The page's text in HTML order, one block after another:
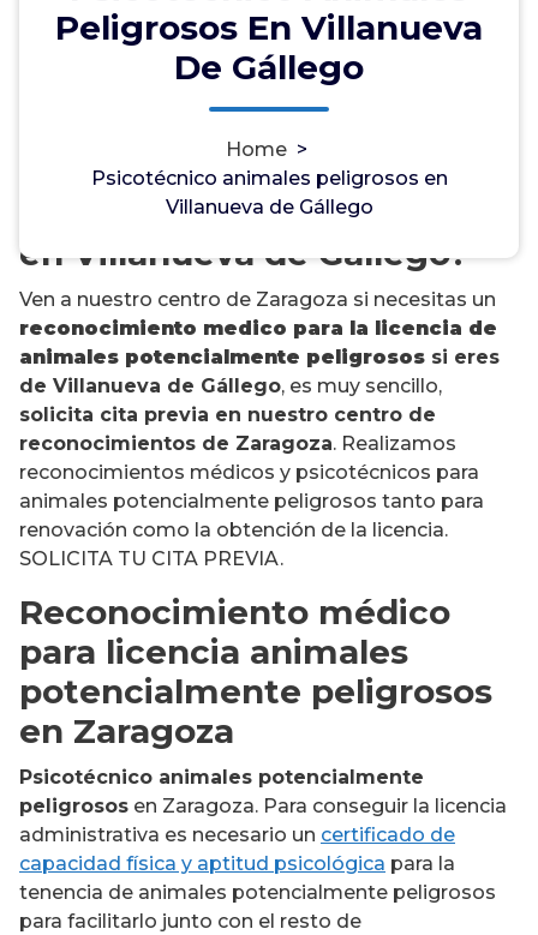
Peligrosos En Villanueva
De Gállego
Home >
Psicotécnico animales peligrosos en
Villanueva de Gállego
¿Necesitas un psicotécnico
para la licencia de animales
potencialmente peligrosos
en Villanueva de Gállego?
Ven a nuestro centro de Zaragoza si necesitas un
reconocimiento medico para la licencia de
animales potencialmente peligrosos si eres
de Villanueva de Gállego, es muy sencillo,
solicita cita previa en nuestro centro de
reconocimientos de Zaragoza. Realizamos
reconocimientos médicos y psicotécnicos para
animales potencialmente peligrosos tanto para
renovación como la obtención de la licencia.
SOLICITA TU CITA PREVIA.
Reconocimiento médico
para licencia animales
potencialmente peligrosos
en Zaragoza
Psicotécnico animales potencialmente
peligrosos en Zaragoza. Para conseguir la licencia
administrativa es necesario un certificado de
capacidad física y aptitud psicológica para la
tenencia de animales potencialmente peligrosos
para facilitarlo junto con el resto de